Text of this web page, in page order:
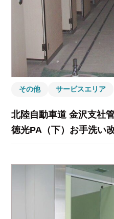
その他 サービスエリア
北陸自動車道 金沢支
徳光PA（下）お手洗い